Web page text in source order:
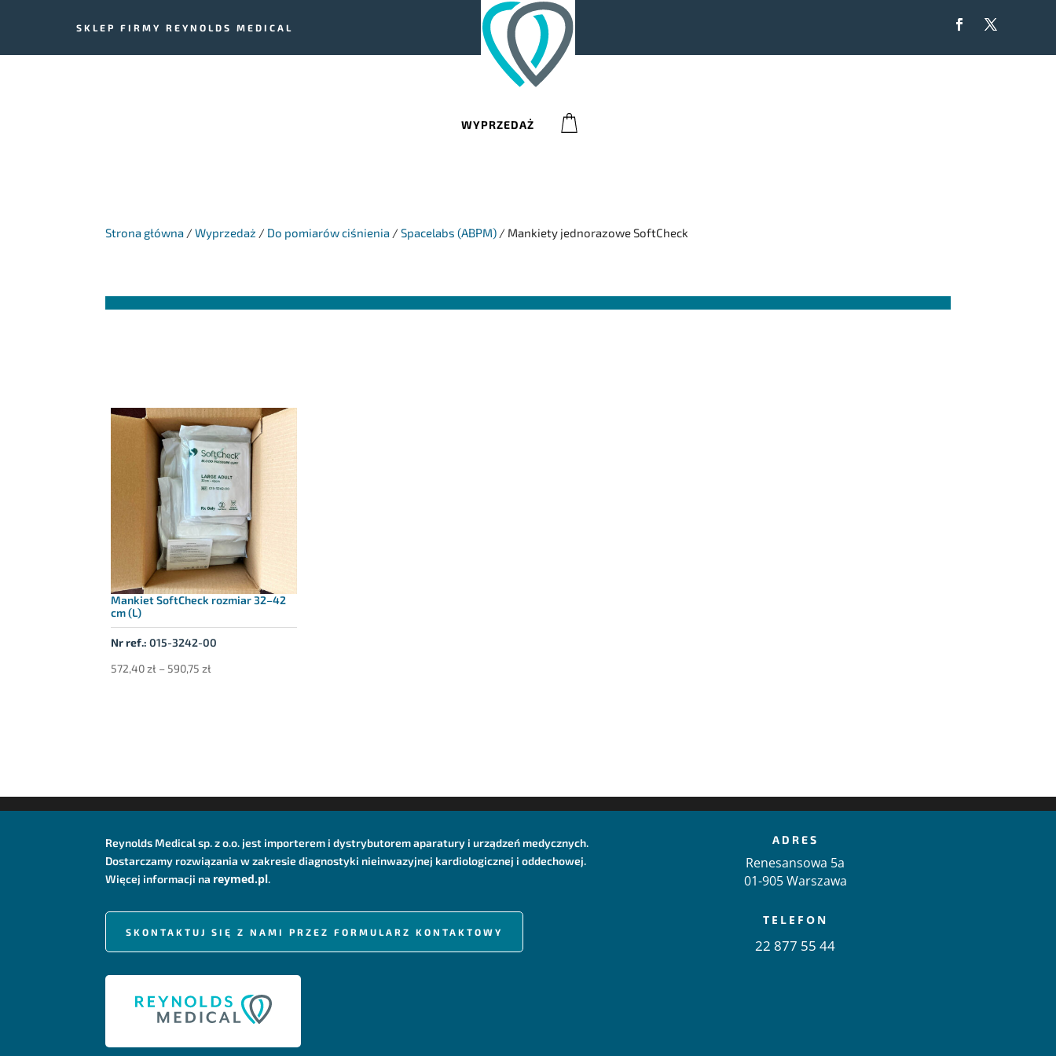
SKLEP FIRMY REYNOLDS MEDICAL
WYPRZEDAŻ
Strona główna /Wyprzedaż / Do pomiarów ciśnienia /Spacelabs (ABPM) / Mankiety jednorazowe SoftCheck
Mankiet SoftCheck rozmiar 32–42
cm (L)
Nr ref.: 015-3242-00
572,40zł – 590,75 złZakres
Reynolds Medical sp. z o.o. jest importerem i dystrybutorem aparatury i urządzeń medycznych.
Dostarczamy rozwiązania w zakresie diagnostyki nieinwazyjnej kardiologicznej i oddechowej.
Więcej informacji na reymed.pl.
SKONTAKTUJ SIĘ Z NAMI PRZEZ FORMULARZ KONTAKTOWY
ADRES
Renesansowa 5a
01-905 Warszawa
TELEFON
22 877 55 44